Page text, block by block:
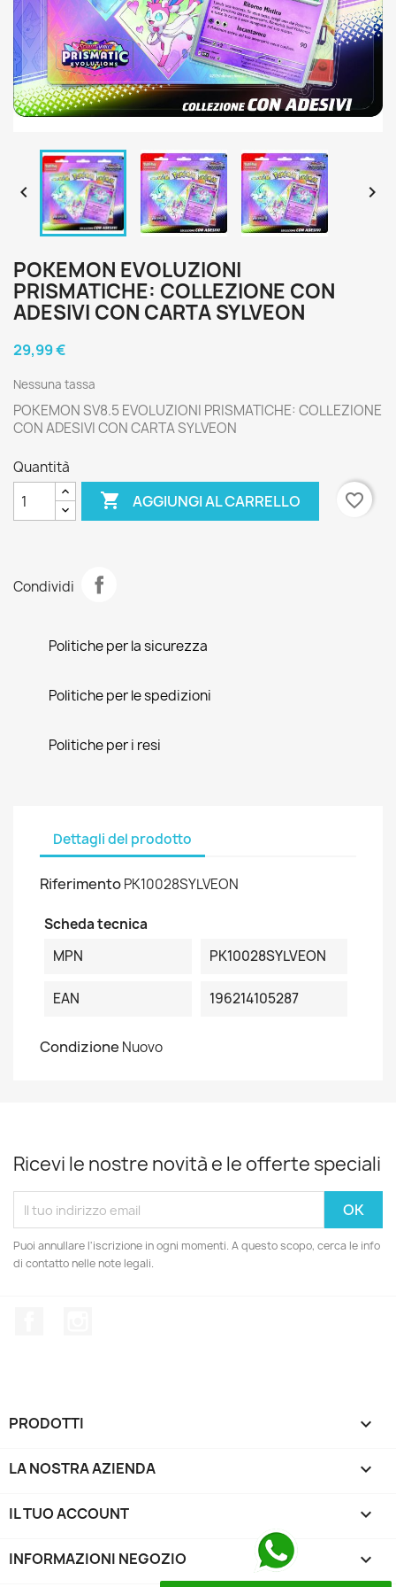
 
POKEMON EVOLUZIONI
PRISMATICHE: COLLEZIONE CON
ADESIVI CON CARTA SYLVEON
29,99 €
Nessuna tassa
POKEMON SV8.5 EVOLUZIONI PRISMATICHE: COLLEZIONE
CON ADESIVI CON CARTA SYLVEON
Quantità
 AGGIUNGI AL CARRELLO favorite_border
Condividi
Politiche per la sicurezza
Politiche per le spedizioni
Politiche per i resi
Dettagli del prodotto
RiferimentoPK10028SYLVEON
Scheda tecnica
MPN
PK10028SYLVEON
EAN 196214105287
Condizione Nuovo
Ricevi le nostre novità e le offerte speciali
Puoi annullare l'iscrizione in ogni momenti. A questo scopo, cerca le info
di contatto nelle note legali.
PRODOTTI 
LA NOSTRA AZIENDA 
IL TUO ACCOUNT 
INFORMAZIONI NEGOZIO keyboard_arrow_down